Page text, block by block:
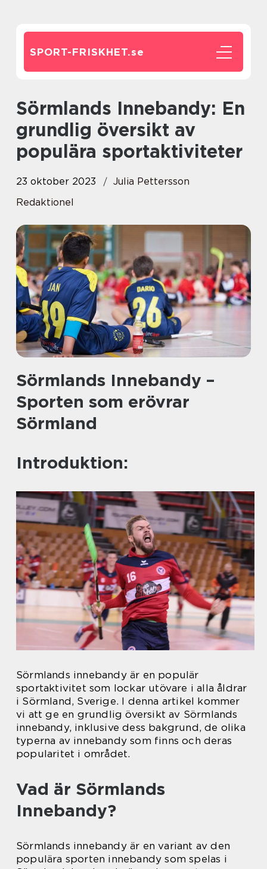
SPORT-FRISKHET.se
Sörmlands Innebandy: En
grundlig översikt av
populära sportaktiviteter
23 oktober 2023
Julia Pettersson
Redaktionel
Sörmlands Innebandy –
Sporten som erövrar
Sörmland
Introduktion:
Sörmlands innebandy är en populär
sportaktivitet som lockar utövare i alla åldrar
i Sörmland, Sverige. I denna artikel kommer
vi att ge en grundlig översikt av Sörmlands
innebandy, inklusive dess bakgrund, de olika
typerna av innebandy som finns och deras
popularitet i området.
Vad är Sörmlands
Innebandy?
Sörmlands innebandy är en variant av den
populära sporten innebandy som spelas i